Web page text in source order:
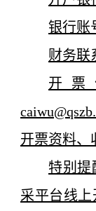
银行账
财务联
开票
开票资料、
特别提
采平台线